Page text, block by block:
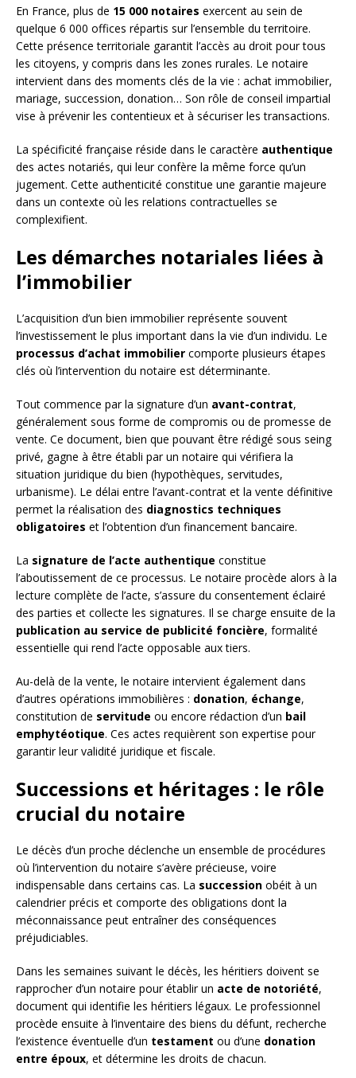
En France, plus de 15 000 notaires exercent au sein de
quelque 6 000 offices répartis sur l’ensemble du territoire.
Cette présence territoriale garantit l’accès au droit pour tous
les citoyens, y compris dans les zones rurales. Le notaire
intervient dans des moments clés de la vie : achat immobilier,
mariage, succession, donation… Son rôle de conseil impartial
vise à prévenir les contentieux et à sécuriser les transactions.
La spécificité française réside dans le caractère authentique
des actes notariés, qui leur confère la même force qu’un
jugement. Cette authenticité constitue une garantie majeure
dans un contexte où les relations contractuelles se
complexifient.
Les démarches notariales liées à
l’immobilier
L’acquisition d’un bien immobilier représente souvent
l’investissement le plus important dans la vie d’un individu. Le
processus d’achat immobilier comporte plusieurs étapes
clés où l’intervention du notaire est déterminante.
Tout commence par la signature d’un avant-contrat,
généralement sous forme de compromis ou de promesse de
vente. Ce document, bien que pouvant être rédigé sous seing
privé, gagne à être établi par un notaire qui vérifiera la
situation juridique du bien (hypothèques, servitudes,
urbanisme). Le délai entre l’avant-contrat et la vente définitive
permet la réalisation des diagnostics techniques
obligatoires et l’obtention d’un financement bancaire.
La signature de l’acte authentique constitue
l’aboutissement de ce processus. Le notaire procède alors à la
lecture complète de l’acte, s’assure du consentement éclairé
des parties et collecte les signatures. Il se charge ensuite de la
publication au service de publicité foncière, formalité
essentielle qui rend l’acte opposable aux tiers.
Au-delà de la vente, le notaire intervient également dans
d’autres opérations immobilières : donation, échange,
constitution de servitude ou encore rédaction d’un bail
emphytéotique. Ces actes requièrent son expertise pour
garantir leur validité juridique et fiscale.
Successions et héritages : le rôle
crucial du notaire
Le décès d’un proche déclenche un ensemble de procédures
où l’intervention du notaire s’avère précieuse, voire
indispensable dans certains cas. La succession obéit à un
calendrier précis et comporte des obligations dont la
méconnaissance peut entraîner des conséquences
préjudiciables.
Dans les semaines suivant le décès, les héritiers doivent se
rapprocher d’un notaire pour établir un acte de notoriété,
document qui identifie les héritiers légaux. Le professionnel
procède ensuite à l’inventaire des biens du défunt, recherche
l’existence éventuelle d’un testament ou d’une donation
entre époux, et détermine les droits de chacun.